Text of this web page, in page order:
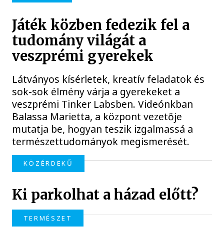
Játék közben fedezik fel a
tudomány világát a
veszprémi gyerekek
Látványos kísérletek, kreatív feladatok és
sok-sok élmény várja a gyerekeket a
veszprémi Tinker Labsben. Videónkban
Balassa Marietta, a központ vezetője
mutatja be, hogyan teszik izgalmassá a
természettudományok megismerését.
KÖZÉRDEKŰ
Ki parkolhat a házad előtt?
TERMÉSZET